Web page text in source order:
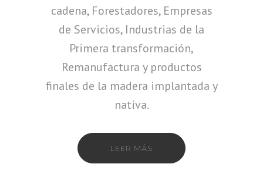
cadena, Forestadores, Empresas
de Servicios, Industrias de la
Primera transformación,
Remanufactura y productos
finales de la madera implantada y
nativa.
LEER MÁS